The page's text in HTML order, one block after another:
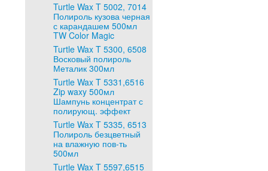
Turtle Wax T 5002, 7014
Полироль кузова черная
с карандашем 500мл
TW Color Magic
Turtle Wax T 5300, 6508
Восковый полироль
Металик 300мл
Turtle Wax T 5331,6516
Zip waxy 500мл
Шампунь концентрат с
полирующ. эффект
Turtle Wax T 5335, 6513
Полироль безцветный
на влажную пов-ть
500мл
Turtle Wax T 5597,6515